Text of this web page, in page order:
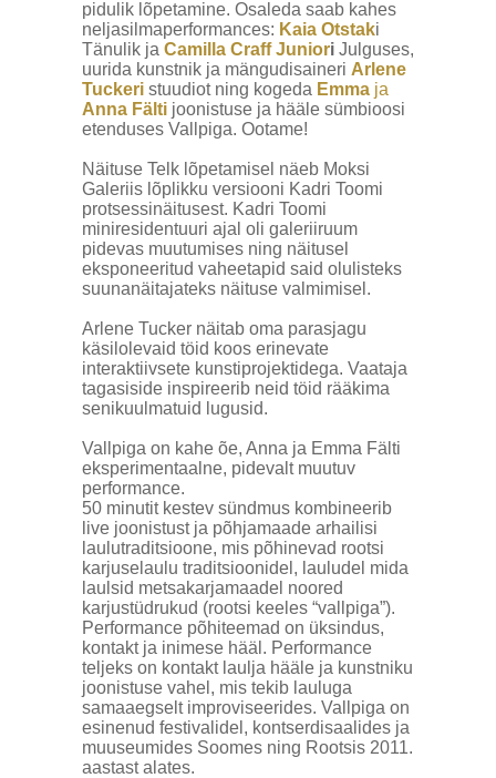
pidulik lõpetamine. Osaleda saab kahes
neljasilmaperformances: Kaia Otstaki
Tänulik ja Camilla Craff Juniori Julguses,
uurida kunstnik ja mängudisaineri Arlene
Tuckeri stuudiot ning kogeda Emma ja
Anna Fälti joonistuse ja hääle sümbioosi
etenduses Vallpiga. Ootame!
Näituse Telk lõpetamisel näeb Moksi
Galeriis lõplikku versiooni Kadri Toomi
protsessinäitusest. Kadri Toomi
miniresidentuuri ajal oli galeriiruum
pidevas muutumises ning näitusel
eksponeeritud vaheetapid said olulisteks
suunanäitajateks näituse valmimisel.
Arlene Tucker näitab oma parasjagu
käsilolevaid töid koos erinevate
interaktiivsete kunstiprojektidega. Vaataja
tagasiside inspireerib neid töid rääkima
senikuulmatuid lugusid.
Vallpiga on kahe õe, Anna ja Emma Fälti
eksperimentaalne, pidevalt muutuv
performance.
50 minutit kestev sündmus kombineerib
live joonistust ja põhjamaade arhailisi
laulutraditsioone, mis põhinevad rootsi
karjuselaulu traditsioonidel, lauludel mida
laulsid metsakarjamaadel noored
karjustüdrukud (rootsi keeles “vallpiga”).
Performance põhiteemad on üksindus,
kontakt ja inimese hääl. Performance
teljeks on kontakt laulja hääle ja kunstniku
joonistuse vahel, mis tekib lauluga
samaaegselt improviseerides. Vallpiga on
esinenud festivalidel, kontserdisaalides ja
muuseumides Soomes ning Rootsis 2011.
aastast alates.